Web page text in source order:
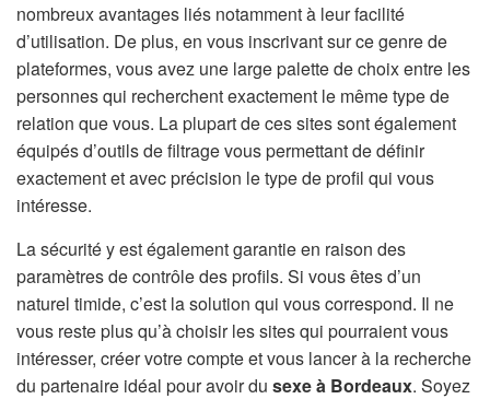
nombreux avantages liés notamment à leur facilité
d’utilisation. De plus, en vous inscrivant sur ce genre de
plateformes, vous avez une large palette de choix entre les
personnes qui recherchent exactement le même type de
relation que vous. La plupart de ces sites sont également
équipés d’outils de filtrage vous permettant de définir
exactement et avec précision le type de profil qui vous
intéresse.
La sécurité y est également garantie en raison des
paramètres de contrôle des profils. Si vous êtes d’un
naturel timide, c’est la solution qui vous correspond. Il ne
vous reste plus qu’à choisir les sites qui pourraient vous
intéresser, créer votre compte et vous lancer à la recherche
du partenaire idéal pour avoir du sexe à Bordeaux. Soyez